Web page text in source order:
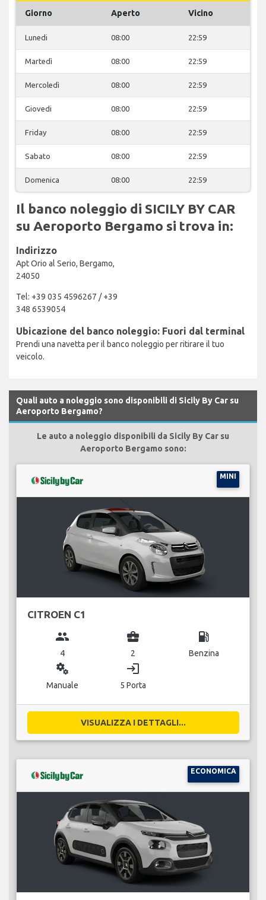
Giorno Aperto Vicino
Lunedi 08:00 22:59
Martedì 08:00 22:59
Mercoledì 08:00 22:59
Giovedi 08:00 22:59
Friday 08:00 22:59
Sabato 08:00 22:59
Domenica 08:00 22:59
Il banco noleggio di SICILY BY CAR
su Aeroporto Bergamo si trova in:
Indirizzo
Apt Orio al Serio, Bergamo,
24050
Tel: +39 035 4596267 / +39
348 6539054
Ubicazione del banco noleggio: Fuori dal terminal
Prendi una navetta per il banco noleggio per ritirare il tuo
veicolo.
Quali auto a noleggio sono disponibili di Sicily By Car su
Aeroporto Bergamo?
Le auto a noleggio disponibili da Sicily By Car su
Aeroporto Bergamo sono:
MINI
CITROEN C1
group
4
business_center
2
local_gas_station
Benzina
miscellaneous_services
Manuale
login
5 Porta
VISUALIZZA I DETTAGLI...
ECONOMICA